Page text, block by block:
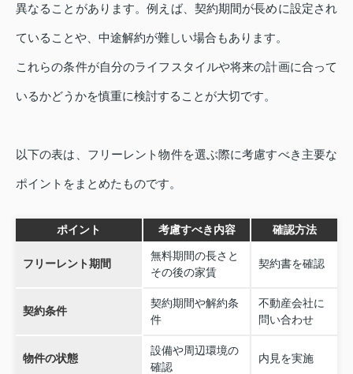
異なることがあります。例えば、契約期間が長めに設定され
ていることや、中途解約が難しい場合もあります。
これらの条件が自分のライフスタイルや将来の計画に合って
いるかどうかを慎重に検討することが大切です。
以下の表は、フリーレント物件を選ぶ際に考慮すべき主要な
ポイントをまとめたものです。
ポイント 考慮すべき内容 確認方法
フリーレント期間
無料期間の長さと
その後の家賃
契約書を確認
契約条件
契約期間や解約条
件
不動産会社に
問い合わせ
物件の状態
設備や周辺環境の
確認
内見を実施